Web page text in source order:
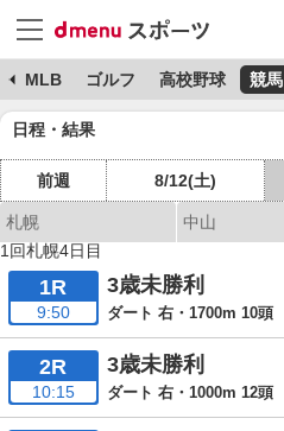
MLB ゴルフ 高校野球 競馬
日程・結果
前週 8/12(土)
札幌 中山
1回札幌4日目
1R
9:50
3歳未勝利
ダート 右・1700m 10頭
2R
10:15
3歳未勝利
ダート 右・1000m 12頭